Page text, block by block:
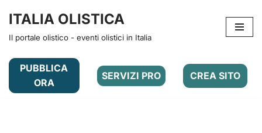
Vai
contenuto
ITALIA OLISTICA
Il portale olistico - eventi olistici in Italia
PUBBLICA
ORA
SERVIZI PRO CREA SITO